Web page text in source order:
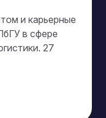
и карьерные
в сфере
27